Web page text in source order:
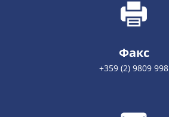
Факс
+359 (2) 9809 998